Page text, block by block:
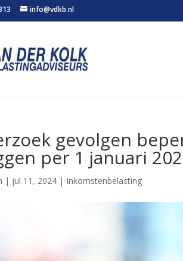
info@vdkb.nl
gevolgen
per 1 januari
| jul 11, 2024 | Inkomstenbelasting